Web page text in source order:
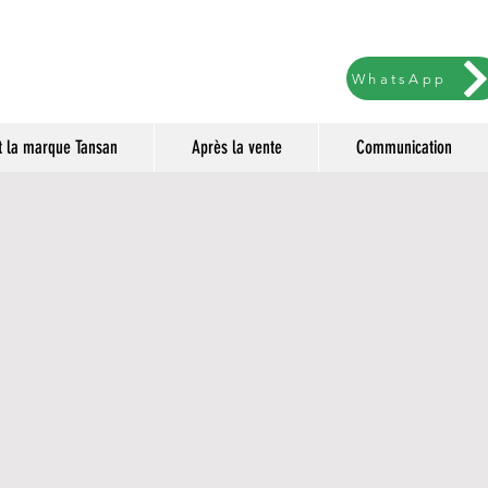
WhatsApp
marque Tansan Après la vente Communication